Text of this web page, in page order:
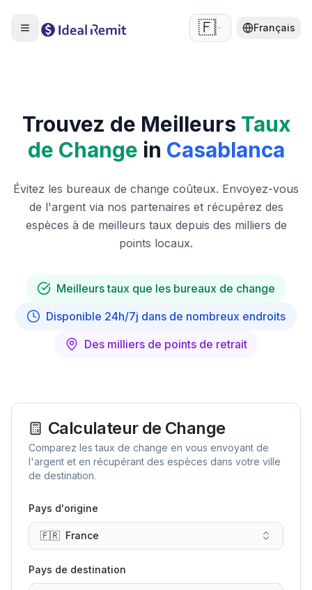
🇫🇷 Français
Trouvez de Meilleurs Taux
de Change in Casablanca
Évitez les bureaux de change coûteux. Envoyez-vous
de l'argent via nos partenaires et récupérez des
espèces à de meilleurs taux depuis des milliers de
points locaux.
Meilleurs taux que les bureaux de change
Disponible 24h/7j dans de nombreux endroits
Des milliers de points de retrait
Calculateur de Change
Comparez les taux de change en vous envoyant de
l'argent et en récupérant des espèces dans votre ville
de destination.
Pays d'origine
🇫🇷 France
Pays de destination